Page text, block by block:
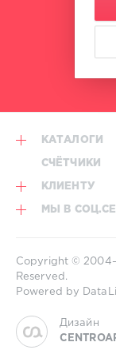
КАТАЛОГИ
СЧЁТЧИКИ
КЛИЕНТУ
МЫ В
Copyright ©
Reserved.
Powered by
Дизайн